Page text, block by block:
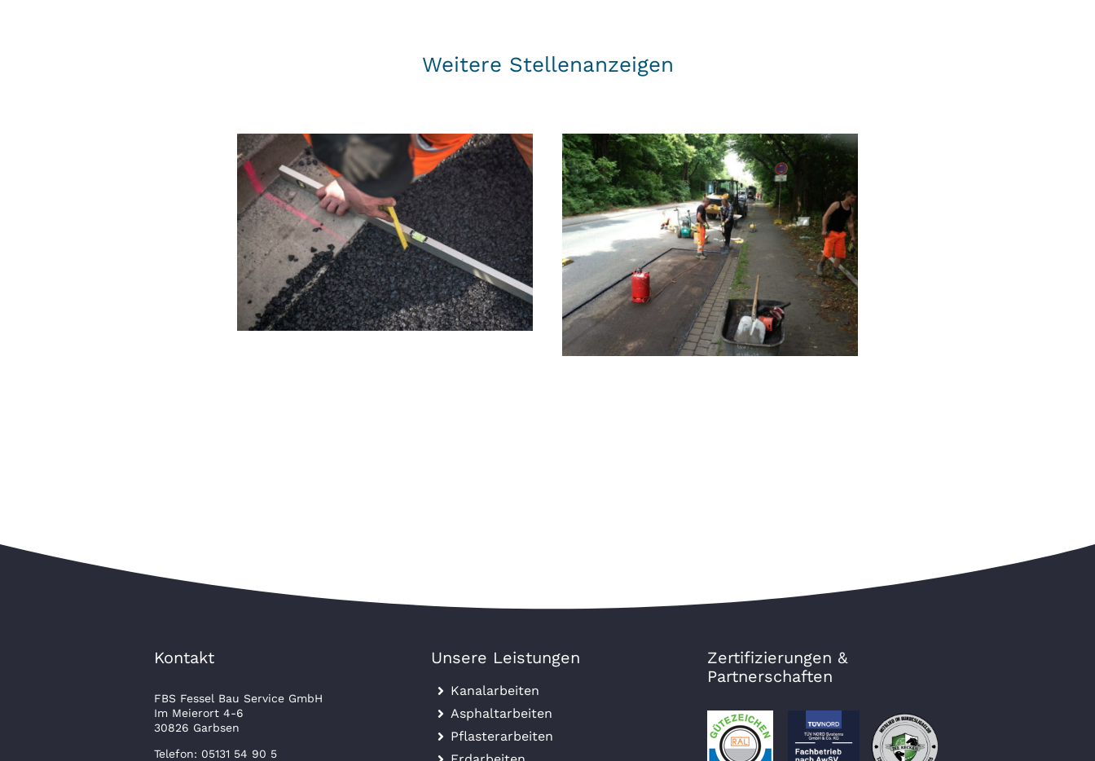
Weitere Stellenanzeigen
Vorarbeiter/Polier (m/w) im
Straßenbau
Steinsetzer/Straßenbauer (m/w)
Kontakt
FBS Fessel Bau Service GmbH
Im Meierort 4-6
30826 Garbsen
Telefon: 05131 54 90 5
Unsere Leistungen
Kanalarbeiten
Asphaltarbeiten
Pflasterarbeiten
Zertifizierungen &
Partnerschaften